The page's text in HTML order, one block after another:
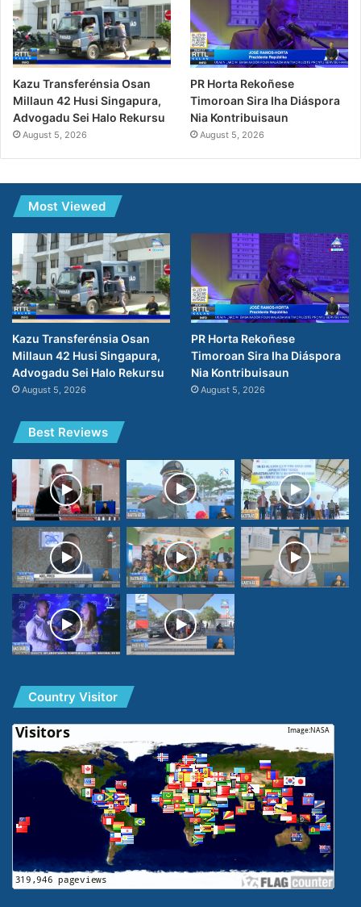
Kazu Transferénsia Osan
Millaun 42 Husi Singapura,
Advogadu Sei Halo Rekursu
August 5, 2026
PR Horta Rekoñese
Timoroan Sira Iha Diáspora
Nia Kontribuisaun
August 5, 2026
Most Viewed
Kazu Transferénsia Osan
Millaun 42 Husi Singapura,
Advogadu Sei Halo Rekursu
August 5, 2026
PR Horta Rekoñese
Timoroan Sira Iha Diáspora
Nia Kontribuisaun
August 5, 2026
Best Reviews
Country Visitor